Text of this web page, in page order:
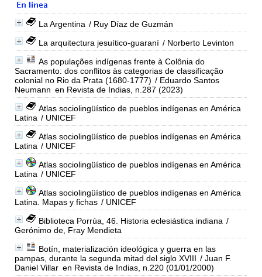
La Argentina / Ruy Díaz de Guzmán
La arquitectura jesuítico-guaraní / Norberto Levinton
As populações indígenas frente à Colônia do
Sacramento: dos conflitos às categorias de classificação
colonial no Rio da Prata (1680-1777) / Eduardo Santos
Neumann en Revista de Indias, n.287 (2023)
Atlas sociolingüístico de pueblos indígenas en América
Latina / UNICEF
Atlas sociolingüístico de pueblos indígenas en América
Latina / UNICEF
Atlas sociolingüístico de pueblos indígenas en América
Latina / UNICEF
Atlas sociolingüístico de pueblos indígenas en América
Latina. Mapas y fichas / UNICEF
Biblioteca Porrúa, 46. Historia eclesiástica indiana /
Gerónimo de, Fray Mendieta
Botín, materialización ideológica y guerra en las
pampas, durante la segunda mitad del siglo XVIII / Juan F.
Daniel Villar en Revista de Indias, n.220 (01/01/2000)